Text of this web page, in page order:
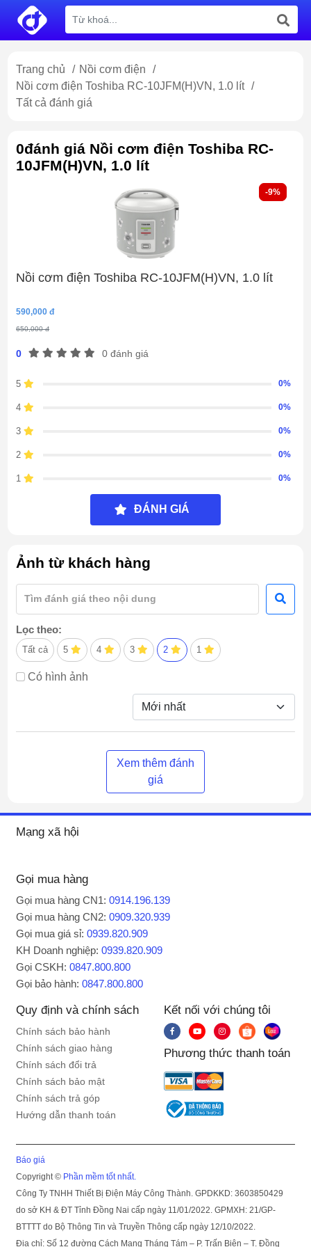
Trang chủ / Nồi cơm điện
/
Nồi cơm điện Toshiba RC-10JFM(H)VN, 1.0 lít /
Tất cả đánh giá
0đánh giá Nồi cơm điện Toshiba RC-
10JFM(H)VN, 1.0 lít
-9%
Nồi cơm điện Toshiba RC-10JFM(H)VN, 1.0 lít
590,000 đ
-9%
650,000 đ
0 0 đánh giá
5 0%
4 0%
3 0%
2 0%
1 0%
ĐÁNH GIÁ
Ảnh từ khách hàng
Lọc theo:
Tất cả 5 4 3 2 1
Có hình ảnh
Xem thêm đánh
giá
Kết nối với chúng tôi
Phương thức thanh toán
Gọi mua hàng
Gọi mua hàng CN1:0914.196.139
Gọi mua hàng CN2:0909.320.939
Gọi mua giá sỉ:0939.820.909
KH Doanh nghiệp:0939.820.909
Gọi CSKH:0847.800.800
Gọi bảo hành:0847.800.800
Quy định và chính sách
Chính sách bảo hành
Chính sách giao hàng
Chính sách đổi trả
Chính sách bảo mật
Chính sách trả góp
Hướng dẫn thanh toán
Mạng xã hội
Báo giá
Copyright © Phần mềm tốt nhất.
Công Ty TNHH Thiết Bị Điện Máy Công Thành. GPDKKD: 3603850429
do sở KH & ĐT Tỉnh Đồng Nai cấp ngày 11/01/2022. GPMXH: 21/GP-
BTTTT do Bộ Thông Tin và Truyền Thông cấp ngày 12/10/2022.
Địa chỉ: Số 12 đường Cách Mạng Tháng Tám – P. Trấn Biên – T. Đồng